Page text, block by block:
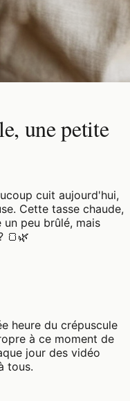
une petite
cuit aujourd'hui,
Cette tasse chaude,
peu brûlé, mais
🍞🌿
heure du crépuscule
à ce moment de
jour des vidéo
tous.